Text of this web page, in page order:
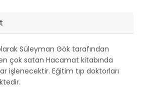
Süleyman Gök tarafından
en çok satan Hacamat kitabında
işlenecektir. Eğitim tıp doktorları